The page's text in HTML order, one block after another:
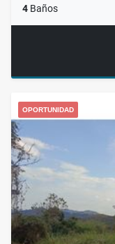
4 Baños
OPORTUNIDAD